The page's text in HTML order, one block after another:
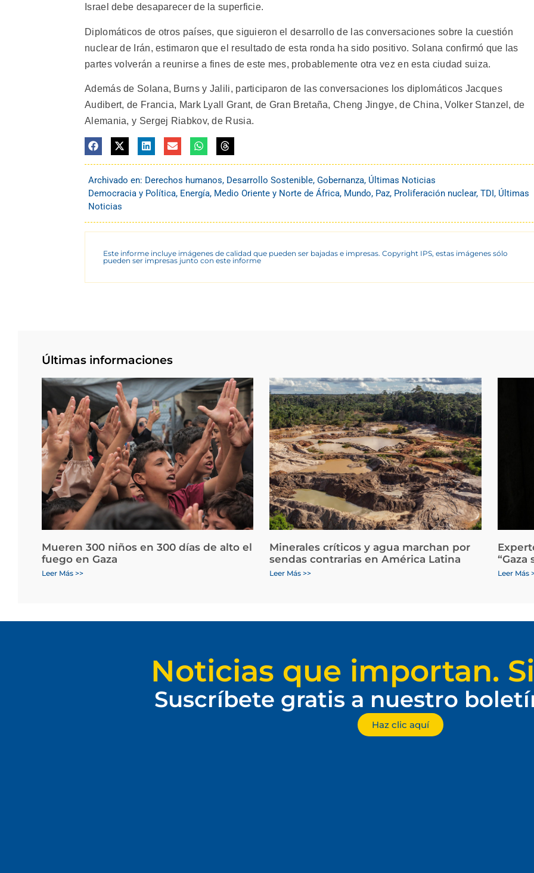
Israel debe desaparecer de la superficie.
Diplomáticos de otros países, que siguieron el desarrollo de las conversaciones sobre la cuestión
nuclear de Irán, estimaron que el resultado de esta ronda ha sido positivo. Solana confirmó que las
partes volverán a reunirse a fines de este mes, probablemente otra vez en esta ciudad suiza.
Además de Solana, Burns y Jalili, participaron de las conversaciones los diplomáticos Jacques
Audibert, de Francia, Mark Lyall Grant, de Gran Bretaña, Cheng Jingye, de China, Volker Stanzel, de
Alemania, y Sergej Riabkov, de Rusia.
Archivado en: Derechos humanos, Desarrollo Sostenible, Gobernanza, Últimas Noticias
Democracia y Política, Energía, Medio Oriente y Norte de África, Mundo, Paz, Proliferación nuclear, TDI, Últimas
Noticias
Este informe incluye imágenes de calidad que pueden ser bajadas e impresas. Copyright IPS, estas imágenes sólo
pueden ser impresas junto con este informe
Últimas informaciones
Mueren 300 niños en 300 días de alto el
fuego en Gaza
Leer Más >>
Minerales críticos y agua marchan por
sendas contrarias en América Latina
Leer Más >>
“Gaza
Leer Más
Noticias que importan.
Suscríbete gratis a nuestro
Haz clic aquí